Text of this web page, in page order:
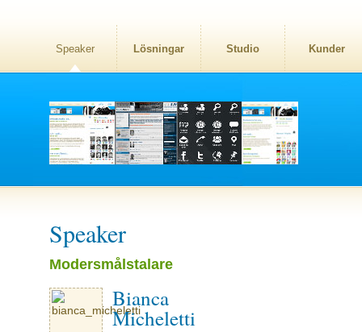
Speaker Lösningar Studio Kunder
Speaker
Modersmålstalare
Bianca
Micheletti